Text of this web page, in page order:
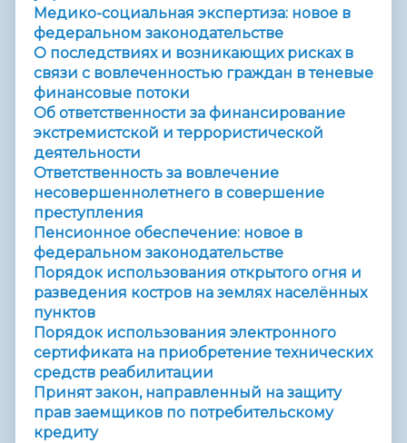
Медико-социальная экспертиза: новое в
федеральном законодательстве
О последствиях и возникающих рисках в
связи с вовлеченностью граждан в теневые
финансовые потоки
Об ответственности за финансирование
экстремистской и террористической
деятельности
Ответственность за вовлечение
несовершеннолетнего в совершение
преступления
Пенсионное обеспечение: новое в
федеральном законодательстве
Порядок использования открытого огня и
разведения костров на землях населённых
пунктов
Порядок использования электронного
сертификата на приобретение технических
средств реабилитации
Принят закон, направленный на защиту
прав заемщиков по потребительскому
кредиту